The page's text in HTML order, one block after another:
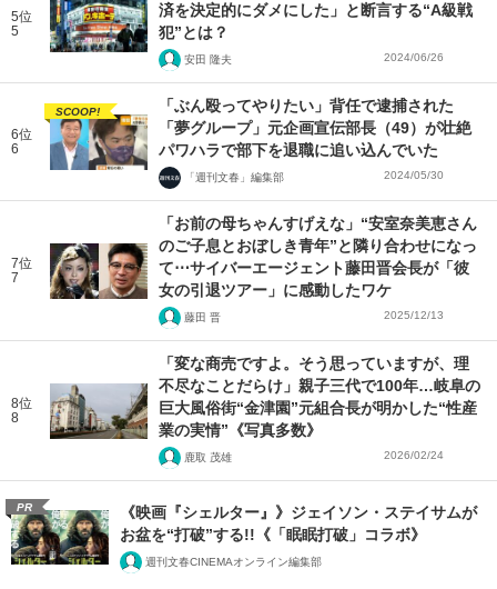
5位
5
済を決定的にダメにした」と断言する“A級戦
犯”とは？
安田 隆夫 2024/06/26
6位
6
SCOOP!
「ぶん殴ってやりたい」背任で逮捕された
「夢グループ」元企画宣伝部長（49）が壮絶
パワハラで部下を退職に追い込んでいた
「週刊文春」編集部 2024/05/30
7位
7
「お前の母ちゃんすげえな」“安室奈美恵さん
のご子息とおぼしき青年”と隣り合わせになっ
て⋯サイバーエージェント藤田晋会長が「彼
女の引退ツアー」に感動したワケ
藤田 晋 2025/12/13
8位
8
「変な商売ですよ。そう思っていますが、理
不尽なことだらけ」親子三代で100年…岐阜の
巨大風俗街“金津園”元組合長が明かした“性産
業の実情”《写真多数》
鹿取 茂雄 2026/02/24
PR
《映画『シェルター』》ジェイソン・ステイサムが
お盆を“打破”する!!《「眠眠打破」コラボ》
週刊文春CINEMAオンライン編集部